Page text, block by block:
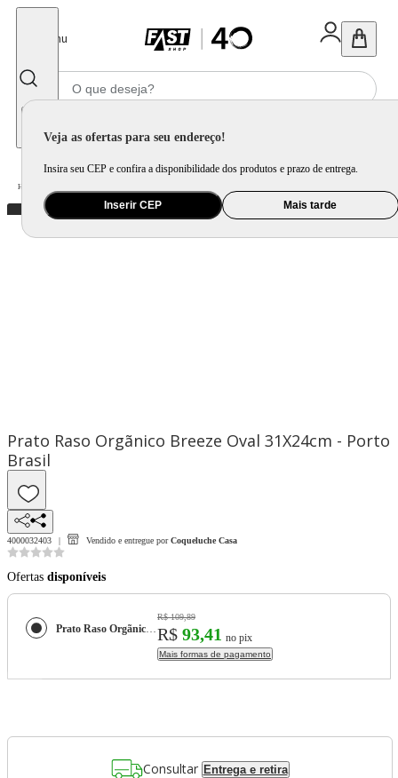
Menu
Veja as ofertas para seu endereço!
Insira seu CEP e confira a disponibilidade dos produtos e prazo de entrega.
Inserir CEP Mais tarde
Home
Prato Raso Orgãnico Breeze Oval 31X24cm - Porto
Brasil
4000032403 Vendido e entregue por Coqueluche Casa
Ofertas disponíveis
Prato Raso Orgãnico Breeze Oval 31X24cm - Porto Brasil
R$ 109,89
R$ 93,41 no pix
Mais formas de pagamento
Consultar Entrega e retira